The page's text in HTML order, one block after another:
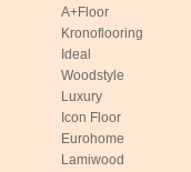
A+Floor
Kronoflooring
Ideal
Woodstyle
Luxury
Icon Floor
Eurohome
Lamiwood